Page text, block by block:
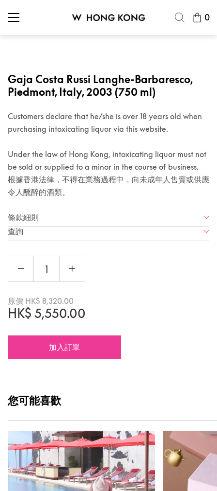
0
Gaja Costa Russi Langhe-Barbaresco,
Piedmont, Italy, 2003 (750 ml)
Customers declare that he/she is over 18 years old when
purchasing intoxicating liquor via this website.
Under the law of Hong Kong, intoxicating liquor must not
be sold or supplied to a minor in the course of business.
根據香港法律，不得在業務過程中，向未成年人售賣或供應
令人醺醉的酒類。
條款細則
查詢
原價 HK$ 8,320.00
HK$ 5,550.00
加入訂單
您可能喜歡